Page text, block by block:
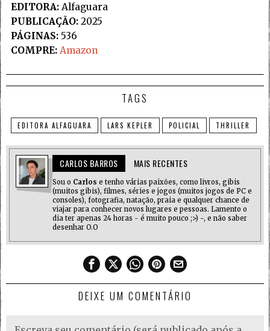
EDITORA:Alfaguara
PUBLICAÇÃO:2025
PÁGINAS:536
COMPRE: Amazon
TAGS
EDITORA ALFAGUARA LARS KEPLER POLICIAL THRILLER
CARLOS BARROS MAIS RECENTES
Sou o Carlos e tenho várias paixões, como livros, gibis
(muitos gibis), filmes, séries e jogos (muitos jogos de PC e
consoles), fotografia, natação, praia e qualquer chance de
viajar para conhecer novos lugares e pessoas. Lamento o
dia ter apenas 24 horas - é muito pouco ;>) -, e não saber
desenhar O.O
DEIXE UM COMENTÁRIO